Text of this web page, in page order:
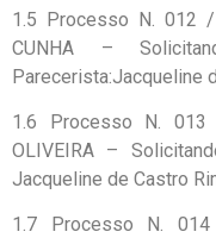
1.5 Processo N. 012 /
CUNHA –
Parecerista:Jacqueline
1.6 Processo N. 013
OLIVEIRA –
Jacqueline de Castro
1.7 Processo N.